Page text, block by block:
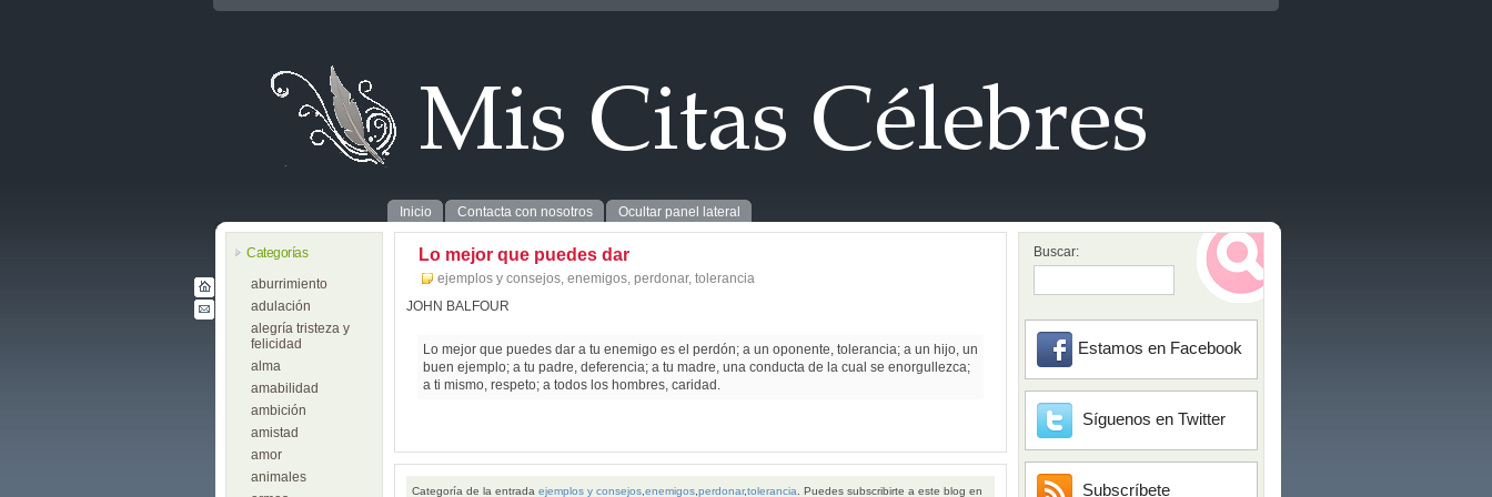
Inicio Contacta con nosotros Ocultar panel lateral
Categorías
aburrimiento
adulación
alegría tristeza y
felicidad
alma
amabilidad
ambición
amistad
amor
animales
Lo mejor que puedes dar
ejemplos y consejos, enemigos, perdonar, tolerancia
JOHN BALFOUR
Lo mejor que puedes dar a tu enemigo es el perdón; a un oponente, tolerancia; a un hijo, un
buen ejemplo; a tu padre, deferencia; a tu madre, una conducta de la cual se enorgullezca;
a ti mismo, respeto; a todos los hombres, caridad.
Categoría de la entrada ejemplos y consejos enemigos perdonar,tolerancia . Puedes subscribirte a este blog en
Buscar:
Estamos en Facebook
Síguenos en Twitter
Subscríbete